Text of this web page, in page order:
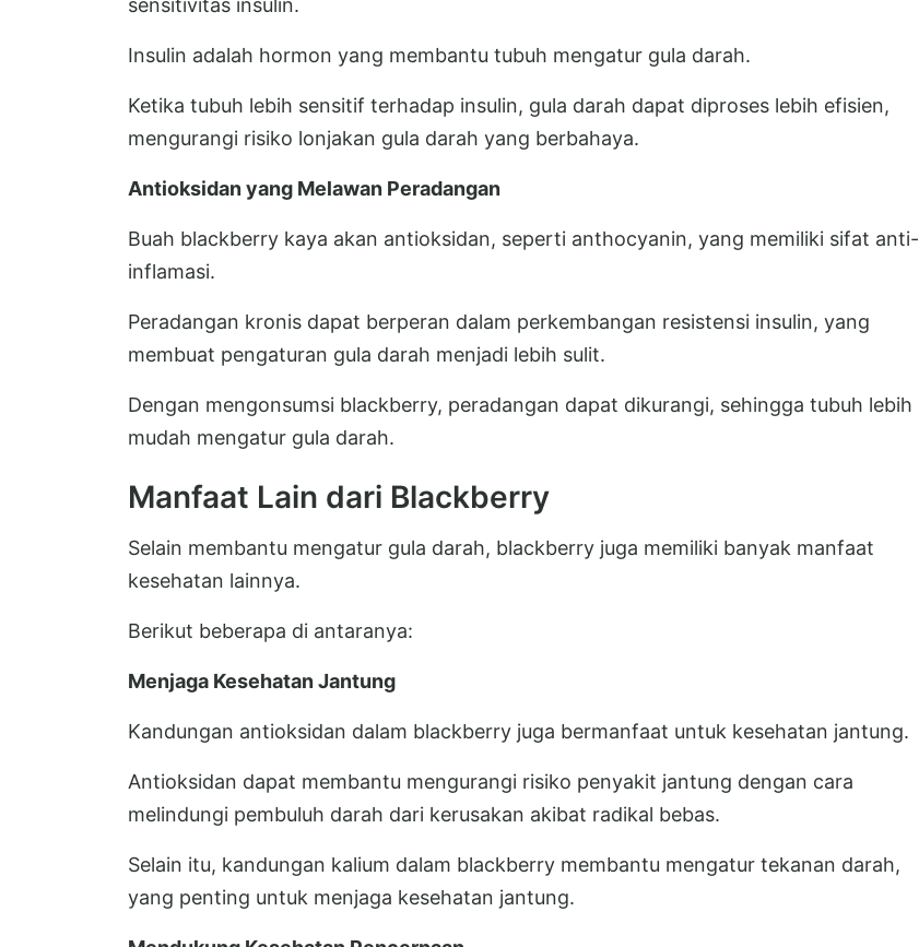
sensitivitas insulin.
Insulin adalah hormon yang membantu tubuh mengatur gula darah.
Ketika tubuh lebih sensitif terhadap insulin, gula darah dapat diproses lebih efisien,
mengurangi risiko lonjakan gula darah yang berbahaya.
Antioksidan yang Melawan Peradangan
Buah blackberry kaya akan antioksidan, seperti anthocyanin, yang memiliki sifat anti-
inflamasi.
Peradangan kronis dapat berperan dalam perkembangan resistensi insulin, yang
membuat pengaturan gula darah menjadi lebih sulit.
Dengan mengonsumsi blackberry, peradangan dapat dikurangi, sehingga tubuh lebih
mudah mengatur gula darah.
Manfaat Lain dari Blackberry
Selain membantu mengatur gula darah, blackberry juga memiliki banyak manfaat
kesehatan lainnya.
Berikut beberapa di antaranya:
Menjaga Kesehatan Jantung
Kandungan antioksidan dalam blackberry juga bermanfaat untuk kesehatan jantung.
Antioksidan dapat membantu mengurangi risiko penyakit jantung dengan cara
melindungi pembuluh darah dari kerusakan akibat radikal bebas.
Selain itu, kandungan kalium dalam blackberry membantu mengatur tekanan darah,
yang penting untuk menjaga kesehatan jantung.